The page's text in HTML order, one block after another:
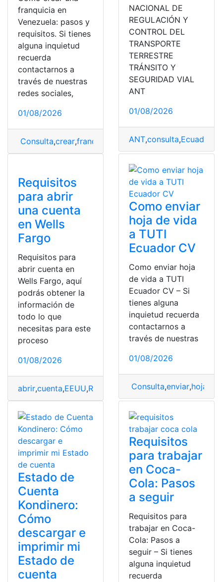
franquicia en
Venezuela: pasos y
requisitos. Si tienes
alguna inquietud
recuerda
contactarnos a
través de nuestras
redes sociales,
01/08/2026
Consulta,crear,franquicias venezuela
NACIONAL DE
REGULACIÓN Y
CONTROL DEL
TRANSPORTE
TERRESTRE
TRÁNSITO Y
SEGURIDAD VIAL
ANT
01/08/2026
ANT,consulta,Ecuador
Requisitos
para abrir
una cuenta
en Wells
Fargo
Requisitos para
abrir cuenta en
Wells Fargo, aquí
podrás obtener la
información de
todo lo que
necesitas para este
proceso
01/08/2026
abrir,cuenta,EEUU,Requisitos sistema de consultas
Como enviar
hoja de vida
a TUTI
Ecuador CV
Como enviar hoja
de vida a TUTI
Ecuador CV – Si
tienes alguna
inquietud recuerda
contactarnos a
través de nuestras
01/08/2026
Consulta,enviar,hoja de
Estado de
Cuenta
Kondinero:
Cómo
descargar e
imprimir mi
Estado de
cuenta
Requisitos
para trabajar
en Coca-
Cola: Pasos
a seguir
Requisitos para
trabajar en Coca-
Cola: Pasos a
seguir – Si tienes
alguna inquietud
recuerda